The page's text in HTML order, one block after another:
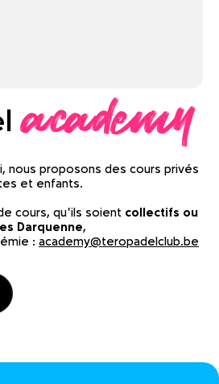
academy
nous proposons des cours privés
et enfants.
cours, qu’ils soient collectifs ou
Darquenne,
: academy@teropadelclub.be